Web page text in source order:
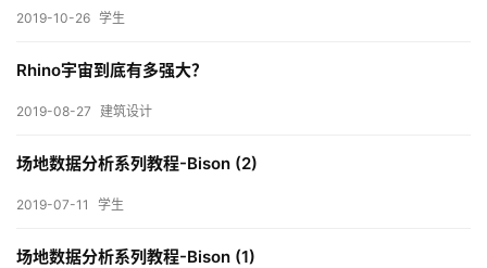
观
筑
专
登录
2019-10-26 学生
Rhino宇宙到底有多强大？
2019-08-27 建筑设计
场地数据分析系列教程-Bison (2)
2019-07-11 学生
场地数据分析系列教程-Bison (1)